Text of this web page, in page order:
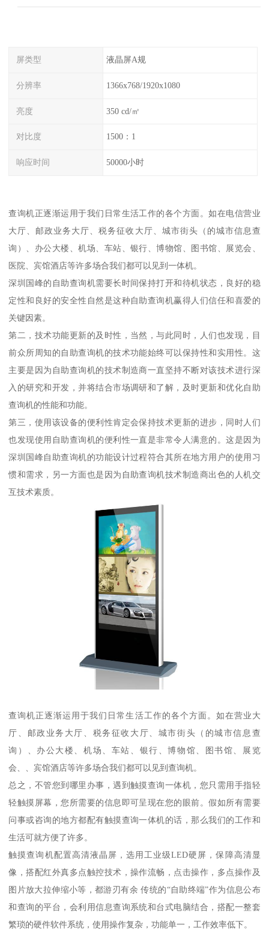
屏类型 液晶屏A规
分辨率 1366x768/1920x1080
亮度 350 cd/㎡
对比度 1500：1
响应时间 50000小时
查询机正逐渐运用于我们日常生活工作的各个方面。如在电信营业
大厅、邮政业务大厅、税务征收大厅、城市街头（的城市信息查
询）、办公大楼、机场、车站、银行、博物馆、图书馆、展览会、
医院、宾馆酒店等许多场合我们都可以见到一体机。
深圳国峰的自助查询机需要长时间保持打开和待机状态，良好的稳
定性和良好的安全性自然是这种自助查询机赢得人们信任和喜爱的
关键因素。
第二，技术功能更新的及时性，当然，与此同时，人们也发现，目
前众所周知的自助查询机的技术功能始终可以保持性和实用性。这
主要是因为自助查询机的技术制造商一直坚持不断对该技术进行深
入的研究和开发，并将结合市场调研和了解，及时更新和优化自助
查询机的性能和功能。
第三，使用该设备的便利性肯定会保持技术更新的进步，同时人们
也发现使用自助查询机的便利性一直是非常令人满意的。这是因为
深圳国峰自助查询机的功能设计过程符合其所在地方用户的使用习
惯和需求，另一方面也是因为自助查询机技术制造商出色的人机交
互技术素质。
查询机正逐渐运用于我们日常生活工作的各个方面。如在营业大
厅、邮政业务大厅、税务征收大厅、城市街头（的城市信息查
询）、办公大楼、机场、车站、银行、博物馆、图书馆、展览
会、、宾馆酒店等许多场合我们都可以见到查询机。
总之，不管您到哪里办事，遇到触摸查询一体机，您只需用手指轻
轻触摸屏幕，您所需要的信息即可呈现在您的眼前。假如所有需要
问事或咨询的地方都配有触摸查询一体机的话，那么我们的工作和
生活可就方便了许多。
触摸查询机配置高清液晶屏，选用工业级LED硬屏，保障高清显
像，搭配红外真多点触控技术，操作流畅，点击操作，多点操作及
图片放大拉伸缩小等，都游刃有余 传统的“自助终端”作为信息公布
和查询的平台，会利用信息查询系统和台式电脑结合，搭配一整套
繁琐的硬件软件系统，使用操作复杂，功能单一，工作效率低下。